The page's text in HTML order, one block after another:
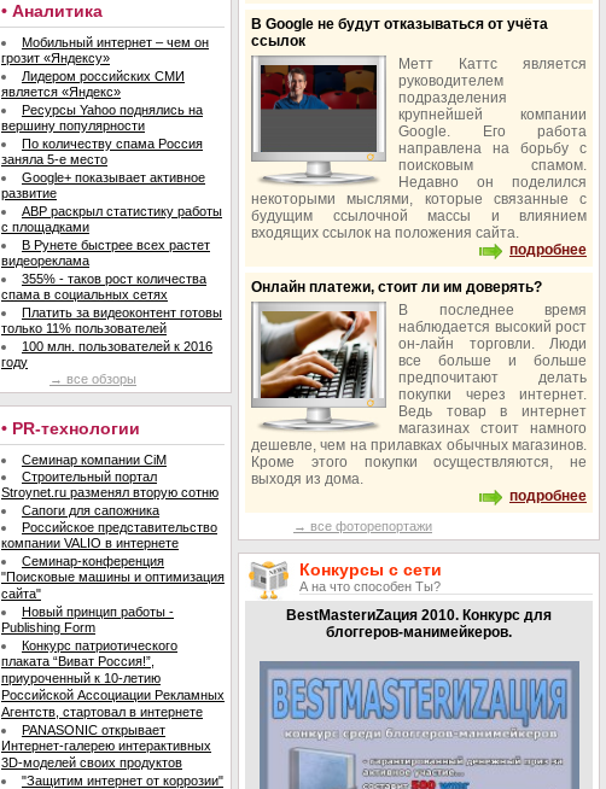
• Аналитика
Мобильный интернет – чем он
грозит «Яндексу»
Лидером российских СМИ
является «Яндекс»
Ресурсы Yahoo поднялись на
вершину популярности
По количеству спама Россия
заняла 5-е место
Google+ показывает активное
развитие
ABP раскрыл статистику работы
с площадками
В Рунете быстрее всех растет
видеореклама
355% - таков рост количества
спама в социальных сетях
Платить за видеоконтент готовы
только 11% пользователей
100 млн. пользователей к 2016
году
→ все обзоры
• PR-технологии
Семинар компании CiM
Строительный портал
Stroynet.ru разменял вторую сотню
Сапоги для сапожника
Российское представительство
компании VALIO в интернете
Семинар-конференция
"Поисковые машины и оптимизация
сайта"
Новый принцип работы -
Publishing Form
Конкурс патриотического
плаката “Виват Россия!”,
приуроченный к 10-летию
Российской Ассоциации Рекламных
Агентств, стартовал в интернете
PANASONIC открывает
Интернет-галерею интерактивных
3D-моделей своих продуктов
"Защитим интернет от коррозии"
В Google не будут отказываться от учёта
ссылок
Метт Каттс является
руководителем
подразделения
крупнейшей компании
Google. Его работа
направлена на борьбу с
поисковым спамом.
Недавно он поделился
некоторыми мыслями, которые связанные с
будущим ссылочной массы и влиянием
входящих ссылок на положения сайта.
подробнее
Онлайн платежи, стоит ли им доверять?
В последнее время
наблюдается высокий рост
он-лайн торговли. Люди
все больше и больше
предпочитают делать
покупки через интернет.
Ведь товар в интернет
магазинах стоит намного
дешевле, чем на прилавках обычных магазинов.
Кроме этого покупки осуществляются, не
выходя из дома.
подробнее
→ все фоторепортажи
Конкурсы с сети
А на что способен Ты?
BestMasterиZация 2010. Конкурс для
блоггеров-манимейкеров.